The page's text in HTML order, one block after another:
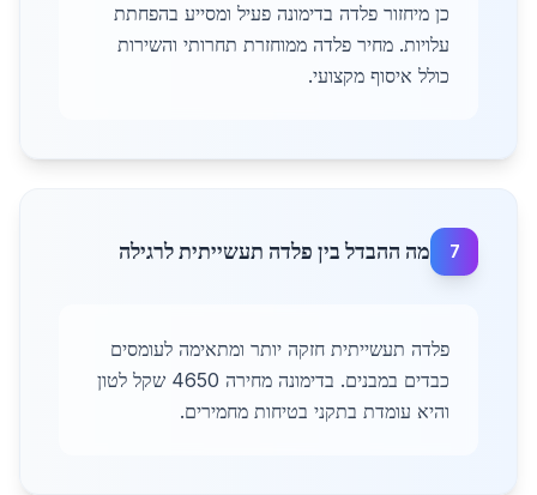
כן מיחזור פלדה בדימונה פעיל ומסייע בהפחתת
עלויות. מחיר פלדה ממוחזרת תחרותי והשירות
כולל איסוף מקצועי.
7 מה ההבדל בין פלדה תעשייתית לרגילה
פלדה תעשייתית חזקה יותר ומתאימה לעומסים
כבדים במבנים. בדימונה מחירה 4650 שקל לטון
והיא עומדת בתקני בטיחות מחמירים.